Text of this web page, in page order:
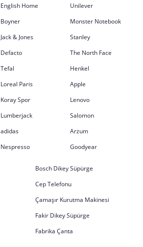
English Home
Unilever
Boyner
Monster Notebook
Jack & Jones
Stanley
Defacto
The North Face
Tefal
Henkel
Loreal Paris
Apple
Koray Spor
Lenovo
Lumberjack
Salomon
adidas
Arzum
Nespresso Goodyear
Bosch Dikey Süpürge
Cep Telefonu
Çamaşır Kurutma Makinesi
Fakir Dikey Süpürge
Fabrika Çanta